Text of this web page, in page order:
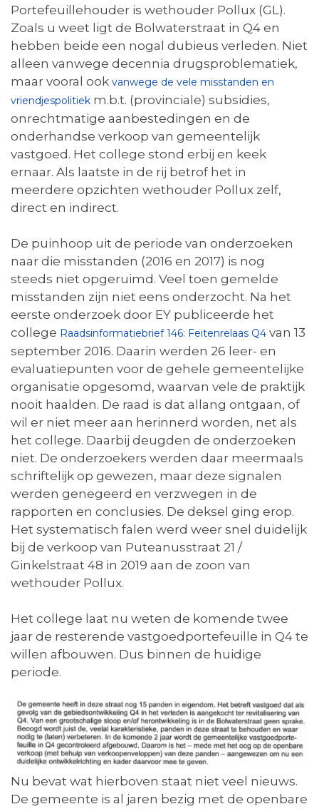
Portefeuillehouder is wethouder Pollux (GL).
Zoals u weet ligt de Bolwaterstraat in Q4 en
hebben beide een nogal dubieus verleden. Niet
alleen vanwege decennia drugsproblematiek,
maar vooral ook vanwege de vele misstanden en
vriendjespolitiek m.b.t. (provinciale) subsidies,
onrechtmatige aanbestedingen en de
onderhandse verkoop van gemeentelijk
vastgoed. Het college stond erbij en keek
ernaar. Als laatste in de rij betrof het in
meerdere opzichten wethouder Pollux zelf,
direct en indirect.
De puinhoop uit de periode van onderzoeken
naar die misstanden (2016 en 2017) is nog
steeds niet opgeruimd. Veel toen gemelde
misstanden zijn niet eens onderzocht. Na het
eerste onderzoek door EY publiceerde het
college Raadsinformatiebrief 146: Feitenrelaas Q4 van 13
september 2016. Daarin werden 26 leer- en
evaluatiepunten voor de gehele gemeentelijke
organisatie opgesomd, waarvan vele de praktijk
nooit haalden. De raad is dat allang ontgaan, of
wil er niet meer aan herinnerd worden, net als
het college. Daarbij deugden de onderzoeken
niet. De onderzoekers werden daar meermaals
schriftelijk op gewezen, maar deze signalen
werden genegeerd en verzwegen in de
rapporten en conclusies. De deksel ging erop.
Het systematisch falen werd weer snel duidelijk
bij de verkoop van Puteanusstraat 21 /
Ginkelstraat 48 in 2019 aan de zoon van
wethouder Pollux.
Het college laat nu weten de komende twee
jaar de resterende vastgoedportefeuille in Q4 te
willen afbouwen. Dus binnen de huidige
periode.
Nu bevat wat hierboven staat niet veel nieuws.
De gemeente is al jaren bezig met de openbare